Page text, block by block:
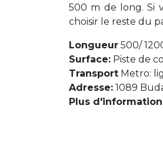
500 m de long. Si
choisir le reste du
Longueur 500/
Surface: Piste de
Transport Metro:
Adresse: 1089
Plus